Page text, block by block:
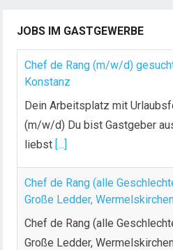
JOBS IM GASTGEWERBE
Chef de Rang (m/w/d)
Konstanz
Dein Arbeitsplatz mit
(m/w/d) Du bist Gastgeber
liebst [...]
Chef de Rang (alle
Große Ledder,
Chef de Rang (alle
Große Ledder,